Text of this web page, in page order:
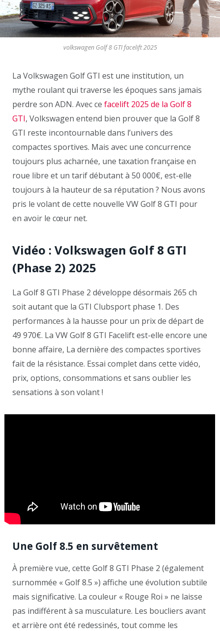
volkswagen Golf 8 GTI facelift 2025
La Volkswagen Golf GTI est une institution, un
mythe roulant qui traverse les époques sans jamais
perdre son ADN. Avec ce facelift 2025 de la Golf 8
GTI, Volkswagen entend bien prouver que la Golf 8
GTI reste incontournable dans l’univers des
compactes sportives. Mais avec une concurrence
toujours plus acharnée, une taxation française en
roue libre et un tarif débutant à 50 000€, est-elle
toujours à la hauteur de sa réputation ? Nous avons
pris le volant de cette nouvelle VW Golf 8 GTI pour
en avoir le cœur net.
Vidéo : Volkswagen Golf 8 GTI
(Phase 2) 2025
La Golf 8 GTI Phase 2 développe désormais 265 ch
soit autant que la GTI Clubsport phase 1. Des
performances à la hausse pour un prix de départ de
49 970€. La VW Golf 8 GTI Facelift est-elle encore une
bonne affaire, La dernière des compactes sportives
fait de la résistance. Essai complet dans cette vidéo,
prix, options, consommations et sans oublier les
sensations à son volant !
Une Golf 8.5 en survêtement
À première vue, cette Golf 8 GTI Phase 2 (également
surnommée « Golf 8.5 ») affiche une évolution subtile
mais significative. La couleur « Rouge Roi » ne laisse
pas indifférent à sa musculature. Les boucliers avant
et arrière ont été redessinés, tout comme les